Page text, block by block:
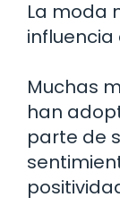
La moda
Muchas
han
parte de